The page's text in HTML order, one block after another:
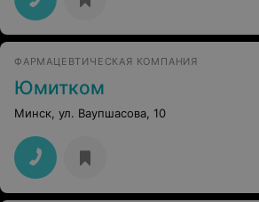
ФАРМАЦЕВТИЧЕСКАЯ КОМПАНИЯ
Юмитком
Минск, ул. Ваупшасова, 10